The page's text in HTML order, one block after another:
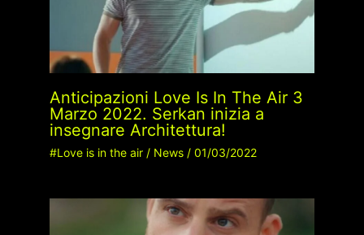
Anticipazioni Love Is In The Air 3
Marzo 2022. Serkan inizia a
insegnare Architettura!
#Love is in the air/ News/ 01/03/2022